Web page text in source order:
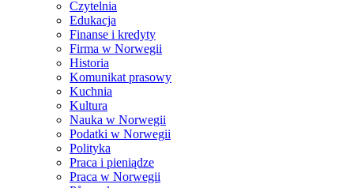
Czytelnia
Edukacja
Finanse i kredyty
Firma w Norwegii
Historia
Komunikat prasowy
Kuchnia
Kultura
Nauka w Norwegii
Podatki w Norwegii
Polityka
Praca i pieniądze
Praca w Norwegii